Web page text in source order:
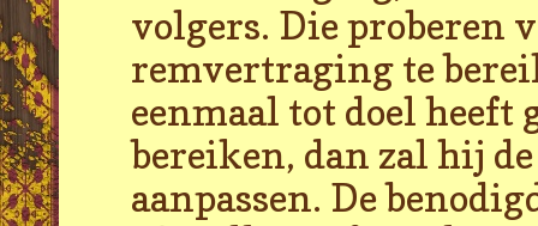
volgers. Die proberen
remvertraging te
eenmaal tot doel heeft
bereiken, dan zal hij
aanpassen. De